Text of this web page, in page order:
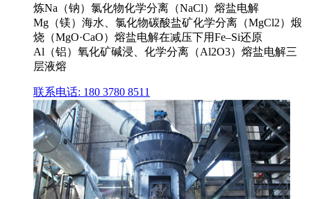
炼Na（钠）氯化物化学分离（NaCl）熔盐电解
Mg（镁）海水、氯化物碳酸盐矿化学分离（MgCl2）煅
烧（MgO·CaO）熔盐电解在减压下用Fe–Si还原
Al（铝）氧化矿碱浸、化学分离（Al2O3）熔盐电解三
层液熔
联系电话: 180 3780 8511